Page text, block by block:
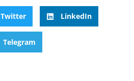
Twitter LinkedIn
Telegram